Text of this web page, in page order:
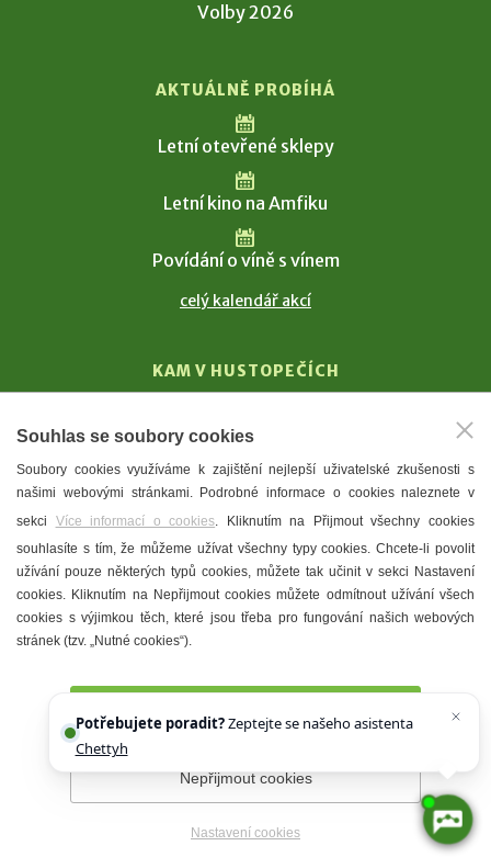
Volby 2026
AKTUÁLNĚ PROBÍHÁ
Letní otevřené sklepy
Letní kino na Amfiku
Povídání o víně s vínem
celý kalendář akcí
KAM V HUSTOPEČÍCH
T. G. Masaryk
Mandloně
Ubytování
Restaurace
Městské muzeum a galerie
Denní meníčka
Prohlášení o přístupnosti Správce webu
Souhlas se soubory cookies
Soubory cookies využíváme k zajištění nejlepší uživatelské zkušenosti s
našimi webovými stránkami. Podrobné informace o cookies naleznete v
sekci Více informací o cookies. Kliknutím na Přijmout všechny cookies
souhlasíte s tím, že můžeme užívat všechny typy cookies. Chcete-li povolit
užívání pouze některých typů cookies, můžete tak učinit v sekci Nastavení
cookies. Kliknutím na Nepřijmout cookies můžete odmítnout užívání všech
cookies s výjimkou těch, které jsou třeba pro fungování našich webových
stránek (tzv. „Nutné cookies“).
Nepřijmout cookies
Nastavení cookies
Potřebujete poradit?Zeptejte se našeho asistenta
Chettyho